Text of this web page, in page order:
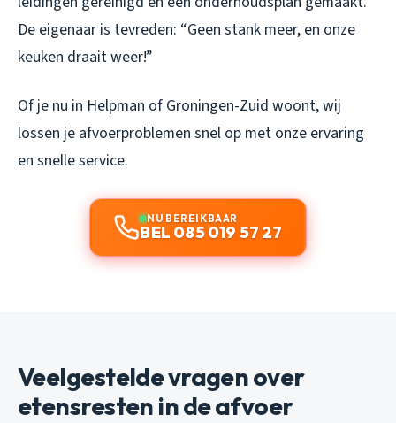
De eigenaar is tevreden: “Geen stank meer, en onze
keuken draait weer!”
Of je nu in Helpman of Groningen-Zuid woont, wij
lossen je afvoerproblemen snel op met onze ervaring
en snelle service.
NU BEREIKBAAR
BEL 085 019 57 27
Veelgestelde vragen over
etensresten in de afvoer